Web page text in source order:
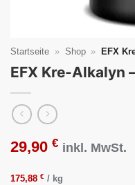
Startseite » Shop » EFX
EFX Kre-Alkalyn
29,90 € inkl. MwSt.
175,88 € / kg